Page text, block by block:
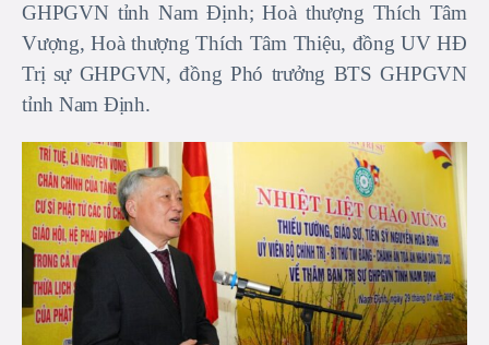
GHPGVN tỉnh Nam Định; Hoà thượng Thích Tâm
Vượng, Hoà thượng Thích Tâm Thiệu, đồng UV HĐ
Trị sự GHPGVN, đồng Phó trưởng BTS GHPGVN
tỉnh Nam Định.